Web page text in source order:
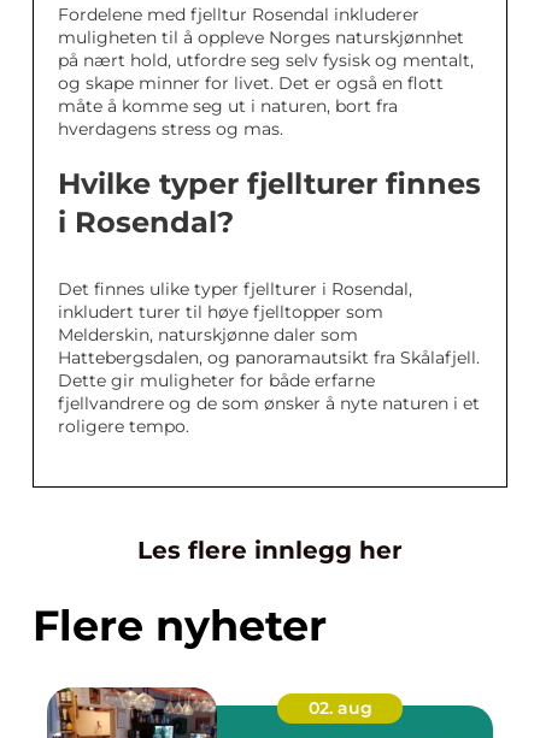
Fordelene med fjelltur Rosendal inkluderer
muligheten til å oppleve Norges naturskjønnhet
på nært hold, utfordre seg selv fysisk og mentalt,
og skape minner for livet. Det er også en flott
måte å komme seg ut i naturen, bort fra
hverdagens stress og mas.
Hvilke typer fjellturer finnes
i Rosendal?
Det finnes ulike typer fjellturer i Rosendal,
inkludert turer til høye fjelltopper som
Melderskin, naturskjønne daler som
Hattebergsdalen, og panoramautsikt fra Skålafjell.
Dette gir muligheter for både erfarne
fjellvandrere og de som ønsker å nyte naturen i et
roligere tempo.
Les flere innlegg her
Flere nyheter
02. aug